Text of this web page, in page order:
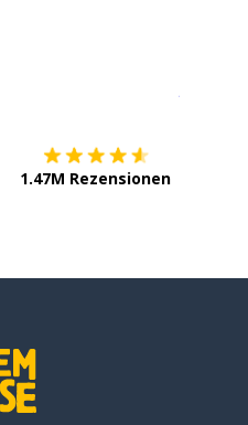
1.47M Rezensionen